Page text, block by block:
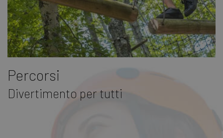
Percorsi
Divertimento per tutti